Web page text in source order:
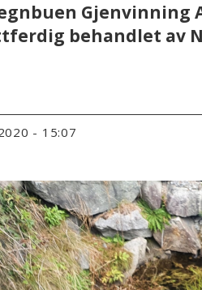
Gjenvinning
behandlet av
- 15:07